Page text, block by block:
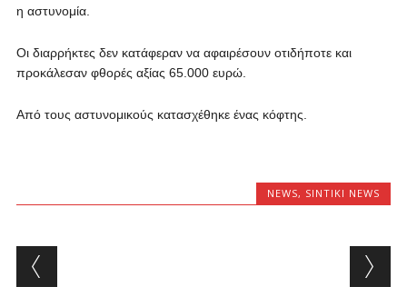
η αστυνομία.
Οι διαρρήκτες δεν κατάφεραν να αφαιρέσουν οτιδήποτε και
προκάλεσαν φθορές αξίας 65.000 ευρώ.
Από τους αστυνομικούς κατασχέθηκε ένας κόφτης.
NEWS, SINTIKI NEWS
Post navigation